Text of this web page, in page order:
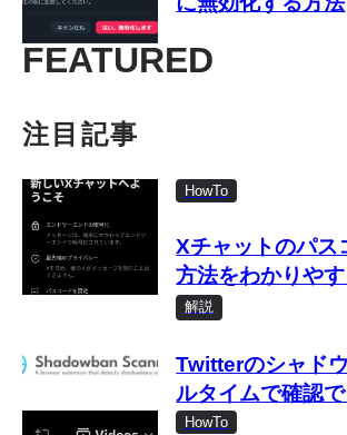
FEATURED
注目記事
HowTo
Xチャットのパス
方法をわかりや
解説
Twitterのシャド
ルタイムで確認
「Shadowban
HowTo